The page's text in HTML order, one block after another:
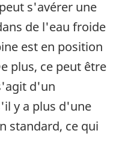
s'avérer une
de l'eau froide
est en position
plus, ce peut être
d'un
y a plus d'une
standard, ce qui